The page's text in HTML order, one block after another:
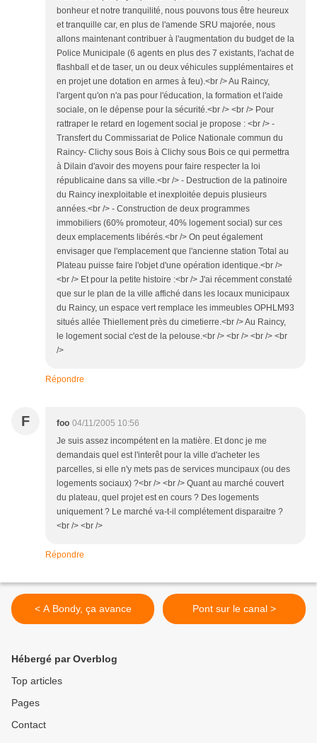
bonheur et notre tranquilité, nous pouvons tous être heureux
et tranquille car, en plus de l'amende SRU majorée, nous
allons maintenant contribuer à l'augmentation du budget de la
Police Municipale (6 agents en plus des 7 existants, l'achat de
flashball et de taser, un ou deux véhicules supplémentaires et
en projet une dotation en armes à feu).<br /> Au Raincy,
l'argent qu'on n'a pas pour l'éducation, la formation et l'aide
sociale, on le dépense pour la sécurité.<br /> <br /> Pour
rattraper le retard en logement social je propose : <br /> -
Transfert du Commissariat de Police Nationale commun du
Raincy- Clichy sous Bois à Clichy sous Bois ce qui permettra
à Dilain d'avoir des moyens pour faire respecter la loi
républicaine dans sa ville.<br /> - Destruction de la patinoire
du Raincy inexploitable et inexploitée depuis plusieurs
années.<br /> - Construction de deux programmes
immobiliers (60% promoteur, 40% logement social) sur ces
deux emplacements libérés.<br /> On peut également
envisager que l'emplacement que l'ancienne station Total au
Plateau puisse faire l'objet d'une opération identique.<br />
<br /> Et pour la petite histoire :<br /> J'ai récemment constaté
que sur le plan de la ville affiché dans les locaux municipaux
du Raincy, un espace vert remplace les immeubles OPHLM93
situés allée Thiellement près du cimetierre.<br /> Au Raincy,
le logement social c'est de la pelouse.<br /> <br /> <br /> <br
/>
Répondre
F foo 04/11/2005 10:56
Je suis assez incompétent en la matière. Et donc je me
demandais quel est l'interêt pour la ville d'acheter les
parcelles, si elle n'y mets pas de services muncipaux (ou des
logements sociaux) ?<br /> <br /> Quant au marché couvert
du plateau, quel projet est en cours ? Des logements
uniquement ? Le marché va-t-il complétement disparaitre ?
<br /> <br />
Répondre
< A Bondy, ça avance Pont sur le canal >
Hébergé par Overblog
Top articles
Pages
Contact